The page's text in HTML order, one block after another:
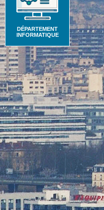
DÉPARTEMENT
INFORMATIQUE